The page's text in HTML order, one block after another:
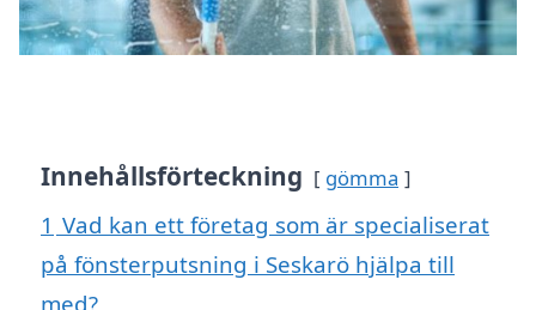
Innehållsförteckning gömma
1 Vad kan ett företag som är specialiserat
på fönsterputsning i Seskarö hjälpa till
med?